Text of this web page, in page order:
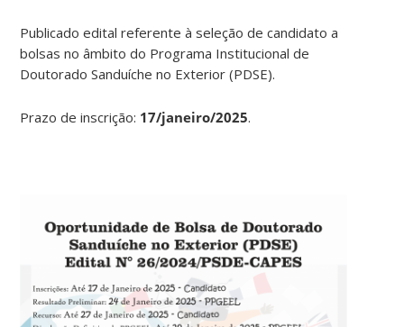
Publicado edital referente à seleção de candidato a
bolsas no âmbito do Programa Institucional de
Doutorado Sanduíche no Exterior (PDSE).
Prazo de inscrição: 17/janeiro/2025.